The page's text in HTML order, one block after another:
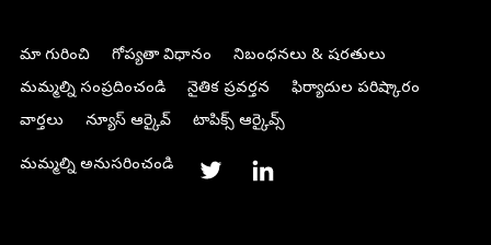
మా గురించి గోప్యతా విధానం
నిబంధనలు & షరతులు
మమ్మల్ని సంప్రదించండి
నైతిక ప్రవర్తన
ఫిర్యాదుల పరిష్కారం
వార్తలు
న్యూస్ ఆర్కైవ్ టాపిక్స్ ఆర్కైవ్స్
మమ్మల్ని అనుసరించండి